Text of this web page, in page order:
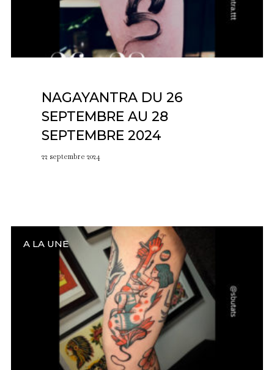
NAGAYANTRA DU 26
SEPTEMBRE AU 28
SEPTEMBRE 2024
22 septembre 2024
A LA UNE